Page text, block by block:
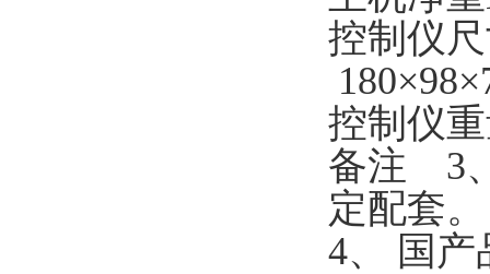
控制仪
控制
备注 3
定配套。
4、 国产